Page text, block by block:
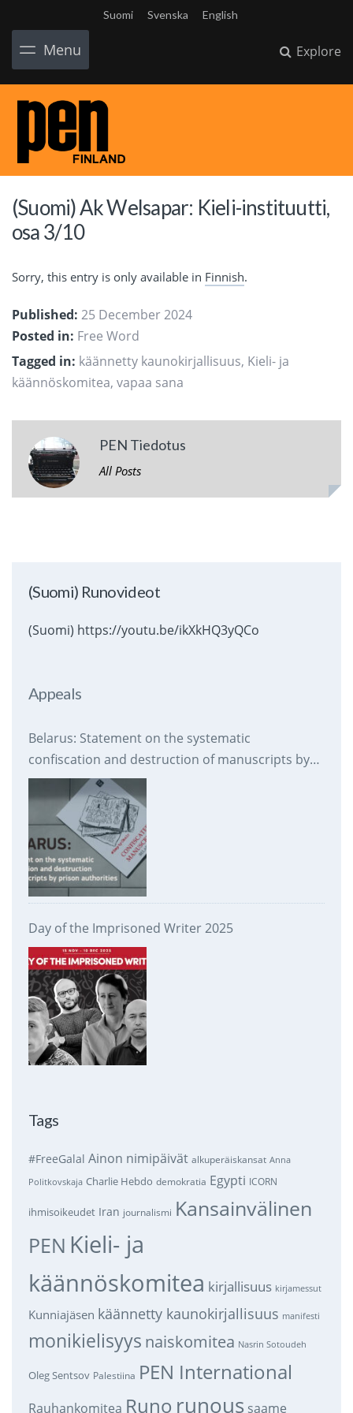
Suomi Svenska English
Menu Explore
(Suomi) Ak Welsapar: Kieli-instituutti,
osa 3/10
Sorry, this entry is only available in Finnish.
Published: 25 December 2024
Posted in: Free Word
Tagged in: käännetty kaunokirjallisuus, Kieli- ja
käännöskomitea, vapaa sana
PEN Tiedotus
All Posts
(Suomi) Runovideot
(Suomi) https://youtu.be/ikXkHQ3yQCo
Appeals
Belarus: Statement on the systematic
confiscation and destruction of manuscripts by
prison authorities
Day of the Imprisoned Writer 2025
Tags
#FreeGalal Ainon nimipäivät alkuperäiskansat Anna
Politkovskaja Charlie Hebdo demokratia Egypti ICORN
ihmisoikeudet Iran journalismi Kansainvälinen
PEN Kieli- ja
käännöskomitea kirjallisuus kirjamessut
Kunniajäsen käännetty kaunokirjallisuus manifesti
monikielisyys naiskomitea Nasrin Sotoudeh
Oleg Sentsov Palestiina PEN International
Rauhankomitea Runo runous saame